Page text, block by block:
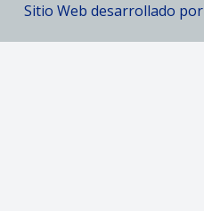
Sitio Web desarrollado por